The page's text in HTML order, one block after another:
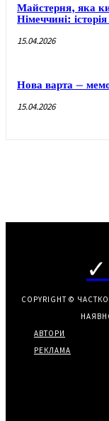
Майстерня, яка
Німеччині:
15.04.2026
Нова варта –
15.04.2026
COPYRIGHT ©
АВТОРИ
РЕКЛАМА